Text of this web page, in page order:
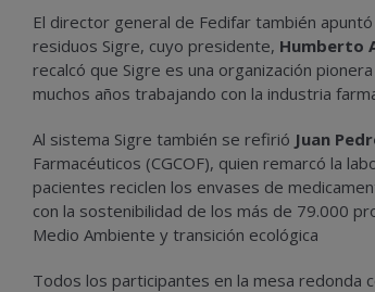
El director general de Fedifar también
residuos Sigre, cuyo presidente, Humberto
recalcó que Sigre es una organización
muchos años trabajando con la industria
Al sistema Sigre también se refirió Juan
Farmacéuticos (CGCOF), quien remarcó la
pacientes reciclen los envases de
con la sostenibilidad de los más de 79.000
Medio Ambiente y transición ecológica
Todos los participantes en la mesa redonda